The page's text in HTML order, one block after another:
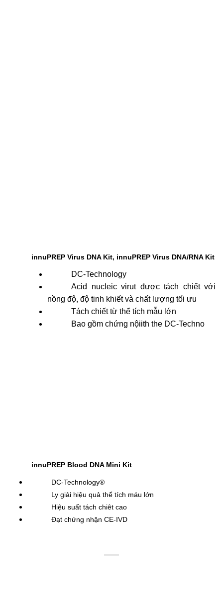
innuPREP Virus DNA Kit, innuPREP Virus DNA/RNA Kit
DC-Technology
Acid nucleic virut được tách chiết với
nồng độ, độ tinh khiết và chất lượng tối ưu
Tách chiết từ thể tích mẫu lớn
Bao gồm chứng nộiith the DC-Techno
innuPREP Blood DNA Mini Kit
DC-Technology®
Ly giải hiệu quả thể tích máu lớn
Hiệu suất tách chiêt cao
Đạt chứng nhận CE-IVD